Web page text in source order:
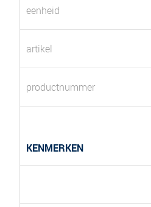
eenheid
artikel
productnummer
KENMERKEN